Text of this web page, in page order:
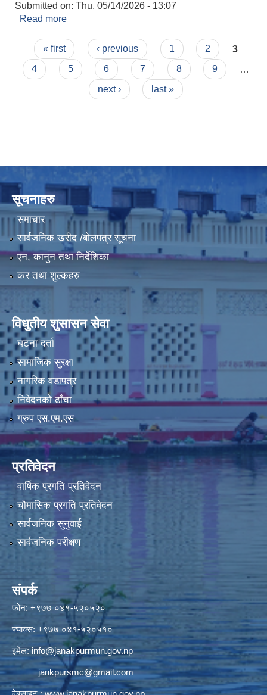
Submitted on: Thu, 05/14/2026 - 13:07
Read more
Pages
« first ‹ previous 1 2
3
4
5 6 7 8 9
next ›
last »
सूचनाहरु
समाचार
सार्वजनिक खरीद /बोलपत्र सूचना
एन, कानुन तथा निर्देशिका
कर तथा शुल्कहरु
विधुतीय शुसासन सेवा
घटना दर्ता
सामाजिक सुरक्षा
नागरिक वडापत्र
निवेदनको ढाँचा
ग्रुप एस.एम.एस
प्रतिवेदन
वार्षिक प्रगति प्रतिवेदन
चौमासिक प्रगति प्रतिवेदन
सार्वजनिक सुनुवाई
सार्वजनिक परीक्षण
संपर्क
फोन: +९७७ ०४१-५२०५२०
फ्याक्स: +९७७ ०४१-५२०५१०
इमेल:info@janakpurmun.gov.np
jankpursmc@gmail.com